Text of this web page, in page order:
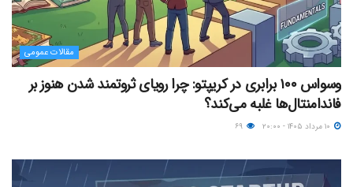
مقالات عمومی
وسواس ۱۰۰ برابری در کریپتو: چرا رویای ثروتمند شدن هنوز بر
فاندامنتال‌ها غلبه می‌کند؟